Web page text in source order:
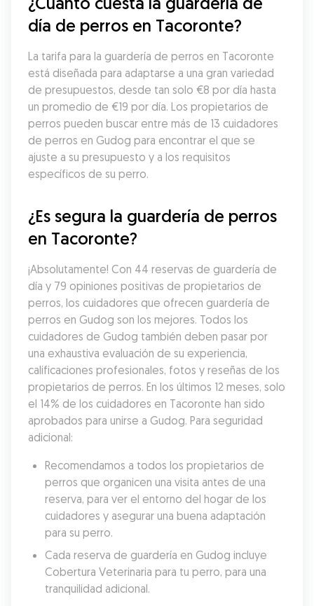
día de perros en Tacoronte?
La tarifa para la guardería de perros en Tacoronte
está diseñada para adaptarse a una gran variedad
de presupuestos, desde tan solo €8 por día hasta
un promedio de €19 por día. Los propietarios de
perros pueden buscar entre más de 13 cuidadores
de perros en Gudog para encontrar el que se
ajuste a su presupuesto y a los requisitos
específicos de su perro.
¿Es segura la guardería de perros
en Tacoronte?
¡Absolutamente! Con 44 reservas de guardería de
día y 79 opiniones positivas de propietarios de
perros, los cuidadores que ofrecen guardería de
perros en Gudog son los mejores. Todos los
cuidadores de Gudog también deben pasar por
una exhaustiva evaluación de su experiencia,
calificaciones profesionales, fotos y reseñas de los
propietarios de perros. En los últimos 12 meses, solo
el 14% de los cuidadores en Tacoronte han sido
aprobados para unirse a Gudog. Para seguridad
adicional:
Recomendamos a todos los propietarios de
perros que organicen una visita antes de una
reserva, para ver el entorno del hogar de los
cuidadores y asegurar una buena adaptación
para su perro.
Cada reserva de guardería en Gudog incluye
Cobertura Veterinaria para tu perro, para una
tranquilidad adicional.